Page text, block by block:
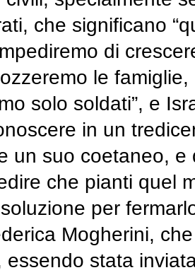
che significano
di
le
solo soldati”, e
in un
un suo coetaneo, e
che pianti quel
soluzione per
Mogherini,
essendo stata